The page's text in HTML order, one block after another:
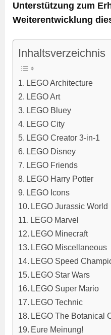
Unterstützung zum
Weiterentwicklung
Inhaltsverzeichnis
LEGO Architecture
LEGO Art
LEGO Bluey
LEGO City
LEGO Creator 3-in-1
LEGO Disney
LEGO Friends
LEGO Harry Potter
LEGO Icons
LEGO Jurassic World
LEGO Marvel
LEGO Minecraft
LEGO Miscellaneous
LEGO Speed
LEGO Star Wars
LEGO Super Mario
LEGO Technic
LEGO The Botanical
Eure Meinung!